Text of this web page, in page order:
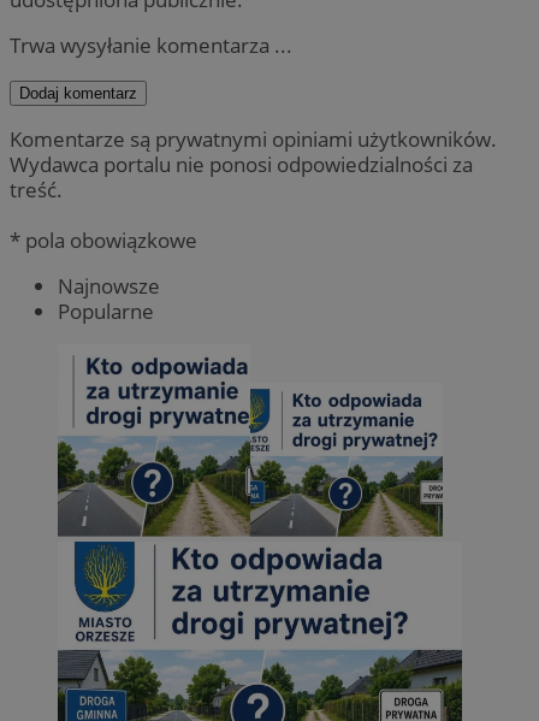
Trwa wysyłanie komentarza ...
Dodaj komentarz
Komentarze są prywatnymi opiniami użytkowników.
Wydawca portalu nie ponosi odpowiedzialności za
treść.
* pola obowiązkowe
Najnowsze
Popularne